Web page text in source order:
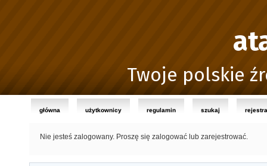
Twoje polskie
główna użytkownicy regulamin szukaj
Nie jesteś zalogowany. Proszę się zalogować lub zarejestrować.